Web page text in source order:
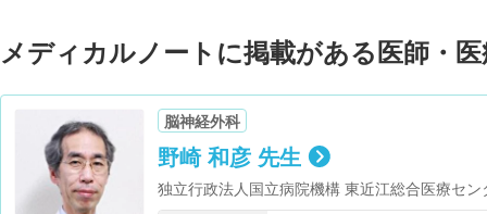
メディカルノートに掲載がある医師・
脳神経外科
野崎 和彦 先生
独立行政法人国立病院機構 東近江総合医療セ